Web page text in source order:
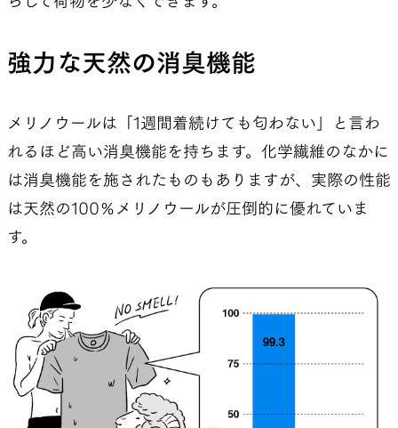
強力な天然の消臭機能
メリノウールは「1週間着続けても匂わない」と言わ
れるほど高い消臭機能を持ちます。化学繊維のなかに
は消臭機能を施されたものもありますが、実際の性能
は天然の100％メリノウールが圧倒的に優れていま
す。